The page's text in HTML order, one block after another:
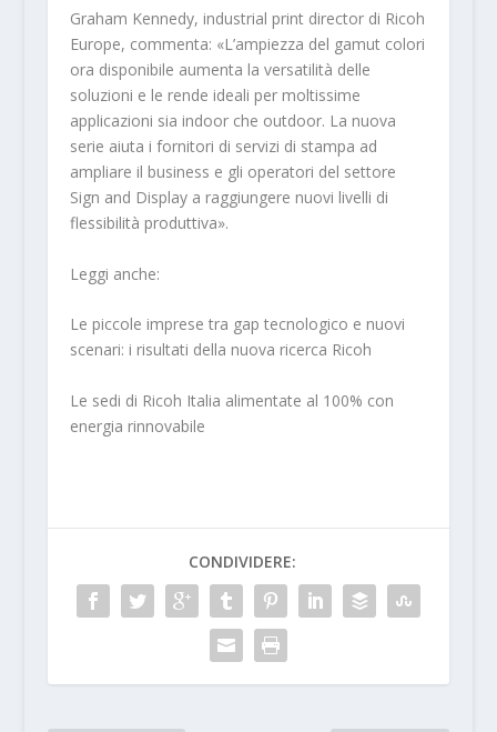
Graham Kennedy, industrial print director di Ricoh
Europe, commenta: «L’ampiezza del gamut colori
ora disponibile aumenta la versatilità delle
soluzioni e le rende ideali per moltissime
applicazioni sia indoor che outdoor. La nuova
serie aiuta i fornitori di servizi di stampa ad
ampliare il business e gli operatori del settore
Sign and Display a raggiungere nuovi livelli di
flessibilità produttiva».
Leggi anche:
Le piccole imprese tra gap tecnologico e nuovi
scenari: i risultati della nuova ricerca Ricoh
Le sedi di Ricoh Italia alimentate al 100% con
energia rinnovabile
CONDIVIDERE: